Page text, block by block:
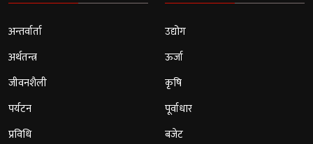
अन्तर्वार्ता
अर्थतन्त्र
जीवनशैली
पर्यटन
प्रविधि
उद्योग
ऊर्जा
कृषि
पूर्वाधार
बजेट